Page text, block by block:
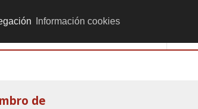
Información cookies
de